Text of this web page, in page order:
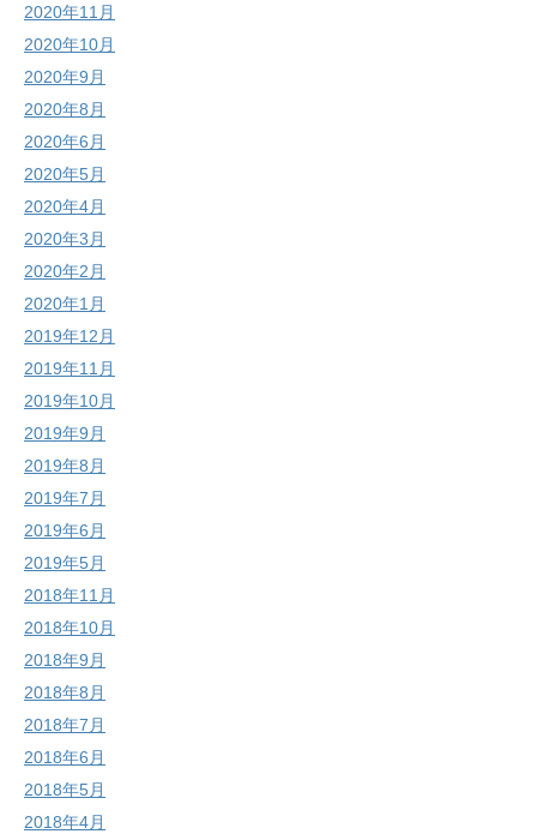
2020年11月
2020年10月
2020年9月
2020年8月
2020年6月
2020年5月
2020年4月
2020年3月
2020年2月
2020年1月
2019年12月
2019年11月
2019年10月
2019年9月
2019年8月
2019年7月
2019年6月
2019年5月
2018年11月
2018年10月
2018年9月
2018年8月
2018年7月
2018年6月
2018年5月
2018年4月